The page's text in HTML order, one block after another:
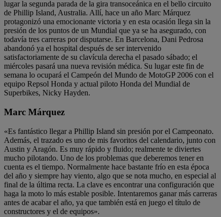
lugar la segunda parada de la gira transoceánica en el bello circuito
de Phillip Island, Australia. Allí, hace un año Marc Márquez
protagonizó una emocionante victoria y en esta ocasión llega sin la
presión de los puntos de un Mundial que ya se ha asegurado, con
todavía tres carreras por disputarse. En Barcelona, Dani Pedrosa
abandonó ya el hospital después de ser intervenido
satisfactoriamente de su clavícula derecha el pasado sábado; el
miércoles pasará una nueva revisión médica. Su lugar este fin de
semana lo ocupará el Campeón del Mundo de MotoGP 2006 con el
equipo Repsol Honda y actual piloto Honda del Mundial de
Superbikes, Nicky Hayden.
Marc Márquez
«Es fantástico llegar a Phillip Island sin presión por el Campeonato.
Además, el trazado es uno de mis favoritos del calendario, junto con
Austin y Aragón. Es muy rápido y fluido; realmente te diviertes
mucho pilotando. Uno de los problemas que deberemos tener en
cuenta es el tiempo. Normalmente hace bastante frío en esta época
del año y siempre hay viento, algo que se nota mucho, en especial al
final de la última recta. La clave es encontrar una configuración que
haga la moto lo más estable posible. Intentaremos ganar más carreras
antes de acabar el año, ya que también está en juego el título de
constructores y el de equipos».